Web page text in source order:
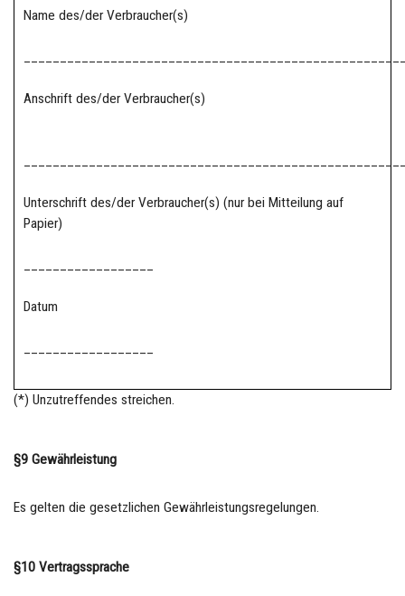
Name des/der Verbraucher(s)
Anschrift des/der Verbraucher(s)
Unterschrift des/der Verbraucher(s) (nur bei Mitteilung auf
Papier)
Datum
(*) Unzutreffendes streichen.
§9 Gewährleistung
Es gelten die gesetzlichen Gewährleistungsregelungen.
§10 Vertragssprache